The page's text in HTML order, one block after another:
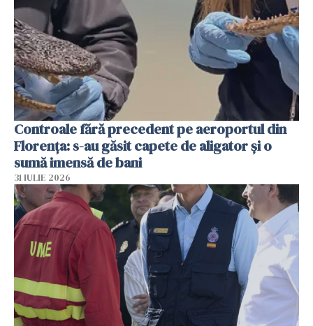
Controale fără precedent pe aeroportul din
Florența: s-au găsit capete de aligator și o
sumă imensă de bani
31 IULIE 2026